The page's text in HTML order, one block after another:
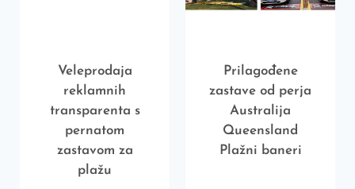
Veleprodaja
reklamnih
transparenta s
pernatom
zastavom za
plažu
Prilagođene
zastave od perja
Australija
Queensland
Plažni baneri